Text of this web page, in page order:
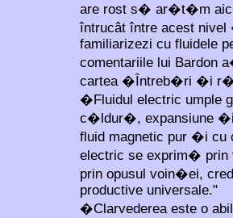
are rost s� ar�t�m aici
întrucât între acest
familiarizezi cu fluidele
comentariile lui Bardon
cartea �Întreb�ri �i
�Fluidul electric umple
c�ldur�, expansiune �i
fluid magnetic pur �i
electric se exprim�
prin opusul voin�ei,
productive universale."
�Clarvederea este o